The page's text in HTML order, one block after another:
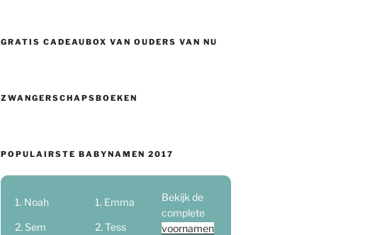
GRATIS CADEAUBOX VAN OUDERS VAN NU
ZWANGERSCHAPSBOEKEN
POPULAIRSTE BABYNAMEN 2017
Noah
Sem
Emma
Tess
Bekijk de
complete
voornamen